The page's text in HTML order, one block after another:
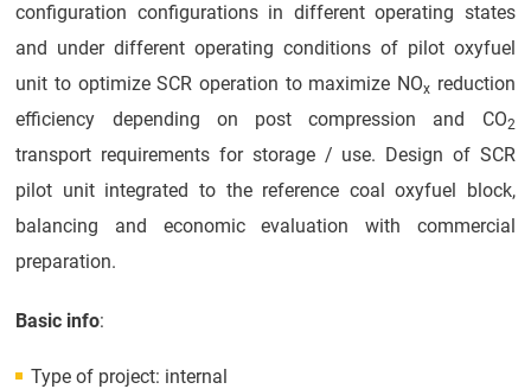
configuration configurations in different operating states
and under different operating conditions of pilot oxyfuel
unit to optimize SCR operation to maximize NOxreduction
efficiency depending on post compression and CO2
transport requirements for storage / use. Design of SCR
pilot unit integrated to the reference coal oxyfuel block,
balancing and economic evaluation with commercial
preparation.
Basic info:
Type of project: internal